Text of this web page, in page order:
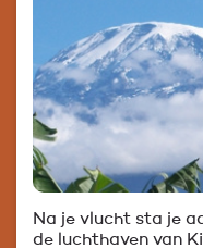
Na je vlucht sta je
de luchthaven van